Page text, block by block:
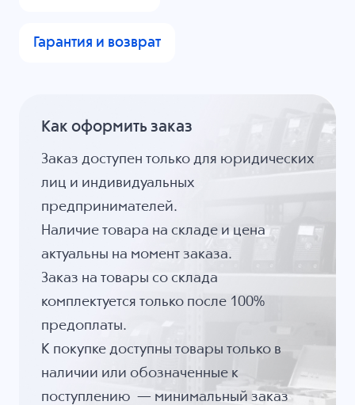
Гарантия и возврат
Как оформить заказ
Заказ доступен только для юридических
лиц и индивидуальных
предпринимателей.
Наличие товара на складе и цена
актуальны на момент заказа.
Заказ на товары со склада
комплектуется только после 100%
предоплаты.
К покупке доступны товары только в
наличии или обозначенные к
поступлению — минимальный заказ